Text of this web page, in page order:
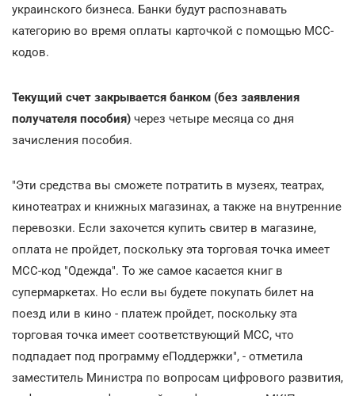
украинского бизнеса. Банки будут распознавать
категорию во время оплаты карточкой с помощью МСС-
кодов.
Текущий счет закрывается банком (без заявления
получателя пособия) через четыре месяца со дня
зачисления пособия.
"Эти средства вы сможете потратить в музеях, театрах,
кинотеатрах и книжных магазинах, а также на внутренние
перевозки. Если захочется купить свитер в магазине,
оплата не пройдет, поскольку эта торговая точка имеет
МСС-код "Одежда". То же самое касается книг в
супермаркетах. Но если вы будете покупать билет на
поезд или в кино - платеж пройдет, поскольку эта
торговая точка имеет соответствующий МСС, что
подпадает под программу еПоддержки", - отметила
заместитель Министра по вопросам цифрового развития,